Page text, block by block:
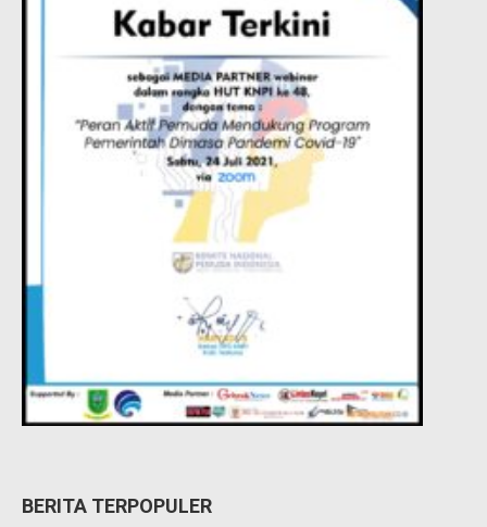
BERITA TERPOPULER